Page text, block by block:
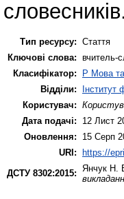
словесників.
Тип ресурсу: Стаття
Ключові слова: вчитель-
Класифікатор:
P Мова
Відділи:
Інститут
Користувач:
Дата подачі:
12 Лист
Оновлення:
15 Серп
URI: https://
ДСТУ 8302:2015:
Янчук Н.